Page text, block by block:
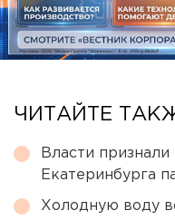
ЧИТАЙТЕ
Власти
Екатеринбурга
Холодную воду